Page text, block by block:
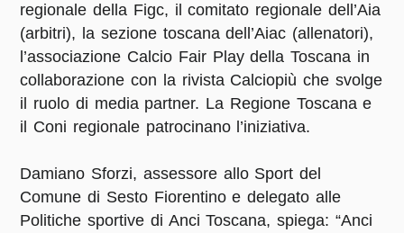
regionale della Figc, il comitato regionale dell’Aia
(arbitri), la sezione toscana dell’Aiac (allenatori),
l’associazione Calcio Fair Play della Toscana in
collaborazione con la rivista Calciopiù che svolge
il ruolo di media partner. La Regione Toscana e
il Coni regionale patrocinano l’iniziativa.
Damiano Sforzi, assessore allo Sport del
Comune di Sesto Fiorentino e delegato alle
Politiche sportive di Anci Toscana, spiega: “Anci